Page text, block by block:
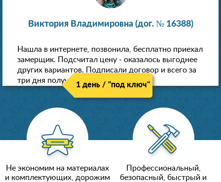
Виктория Владимировна (дог. № 16388)
Нашла в интернете, позвонила, бесплатно приехал
замерщик. Подсчитал цену - оказалось выгоднее
других вариантов. Подписали договор и всего за
три дня получили новые потолки!
1 день / "под ключ"
Не экономим на материалах
и комплектующих, дорожим
Профессиональный,
безопасный, быстрый и